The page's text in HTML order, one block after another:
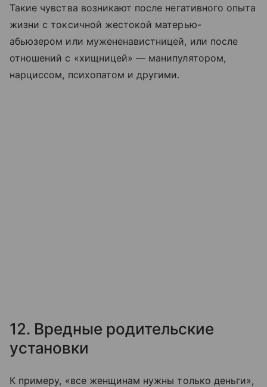
Такие чувства возникают после негативного опыта
жизни с токсичной жестокой матерью-
абьюзером или мужененавистницей, или после
отношений с «хищницей» — манипулятором,
нарциссом, психопатом и другими.
12. Вредные родительские
установки
К примеру, «все женщинам нужны только деньги»,